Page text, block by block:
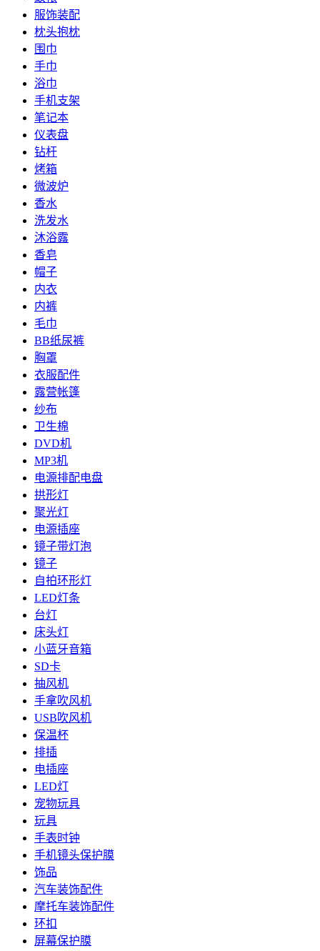
服饰装配
枕头抱枕
围巾
手巾
浴巾
手机支架
笔记本
仪表盘
钻杆
烤箱
微波炉
香水
洗发水
沐浴露
香皂
帽子
内衣
内裤
毛巾
BB纸尿裤
胸罩
衣服配件
露营帐篷
纱布
卫生棉
DVD机
MP3机
电源排配电盘
拱形灯
聚光灯
电源插座
镜子带灯泡
镜子
自拍环形灯
LED灯条
台灯
床头灯
小蓝牙音箱
SD卡
抽风机
手拿吹风机
USB吹风机
保温杯
排插
电插座
LED灯
宠物玩具
玩具
手表时钟
手机镜头保护膜
饰品
汽车装饰配件
摩托车装饰配件
环扣
屏幕保护膜